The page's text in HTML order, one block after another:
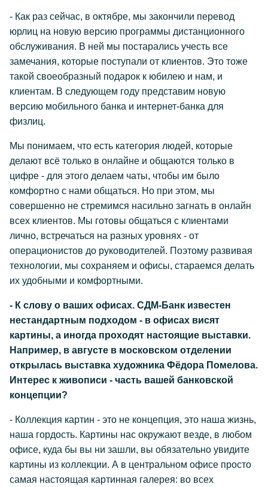
- Как раз сейчас, в октябре, мы закончили перевод
юрлиц на новую версию программы дистанционного
обслуживания. В ней мы постарались учесть все
замечания, которые поступали от клиентов. Это тоже
такой своеобразный подарок к юбилею и нам, и
клиентам. В следующем году представим новую
версию мобильного банка и интернет-банка для
физлиц.
Мы понимаем, что есть категория людей, которые
делают всё только в онлайне и общаются только в
цифре - для этого делаем чаты, чтобы им было
комфортно с нами общаться. Но при этом, мы
совершенно не стремимся насильно загнать в онлайн
всех клиентов. Мы готовы общаться с клиентами
лично, встречаться на разных уровнях - от
операционистов до руководителей. Поэтому развивая
технологии, мы сохраняем и офисы, стараемся делать
их удобными и комфортными.
- К слову о ваших офисах. СДМ-Банк известен
нестандартным подходом - в офисах висят
картины, а иногда проходят настоящие выставки.
Например, в августе в московском отделении
открылась выставка художника Фёдора Помелова.
Интерес к живописи - часть вашей банковской
концепции?
- Коллекция картин - это не концепция, это наша жизнь,
наша гордость. Картины нас окружают везде, в любом
офисе, куда бы вы ни зашли, вы обязательно увидите
картины из коллекции. А в центральном офисе просто
самая настоящая картинная галерея: во всех